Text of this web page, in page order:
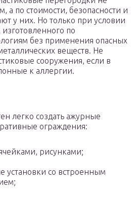
а по стоимости, безопасности и
у них. Но только при условии
по
без применения опасных
веществ. Не
сооружения, если в
к аллергии.
легко создать ажурные
ограждения:
рисунками;
установки со встроенным